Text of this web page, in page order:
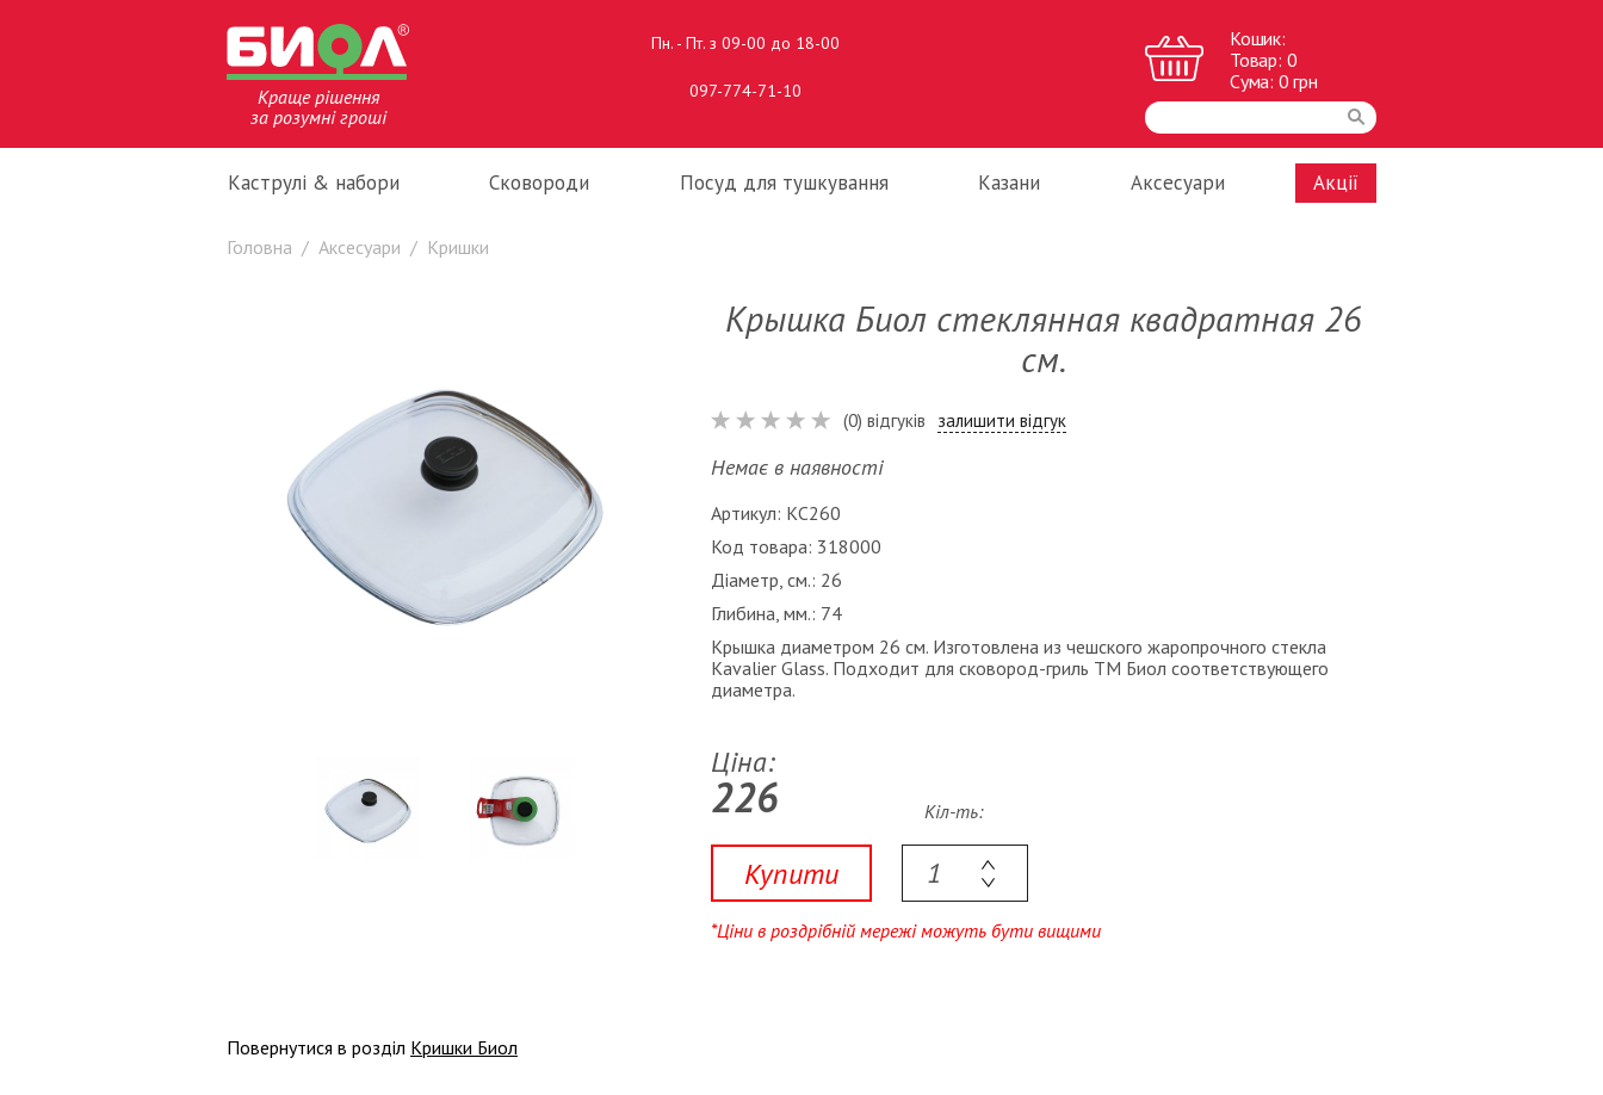
Краще рішення
за розумні гроші
Пн. - Пт. з 09-00 до 18-00
097-774-71-10
Кошик:
Товар: 0
Сума: 0 грн
Каструлі & набори Сковороди Посуд для тушкування Казани Аксесуари Акції
Головна / Аксесуари / Кришки
Крышка Биол стеклянная квадратная 26
см.
(0) відгуків залишити відгук
Немає в наявності
Артикул: КС260
Код товара: 318000
Діаметр, см.: 26
Глибина, мм.: 74
Крышка диаметром 26 см. Изготовлена из чешского жаропрочного стекла
Kavalier Glass. Подходит для сковород-гриль ТМ Биол соответствующего
диаметра.
Ціна:
226
Купити
Кіл-ть:
*Ціни в роздрібній мережі можуть бути вищими
Повернутися в розділ Кришки Биол